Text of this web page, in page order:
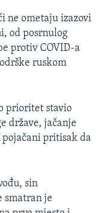
ne ometaju izazovi
od posrnulog
protiv COVID-a
ruskom
prioritet stavio
države, jačanje
pritisak da
sin
smatran je